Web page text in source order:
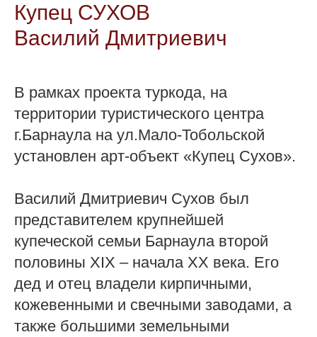
Купец СУХОВ
Василий Дмитриевич
В рамках проекта туркода, на
территории туристического центра
г.Барнаула на ул.Мало-Тобольской
установлен арт-объект «Купец Сухов».
Василий Дмитриевич Сухов был
представителем крупнейшей
купеческой семьи Барнаула второй
половины XIX – начала XX века. Его
дед и отец владели кирпичными,
кожевенными и свечными заводами, а
также большими земельными